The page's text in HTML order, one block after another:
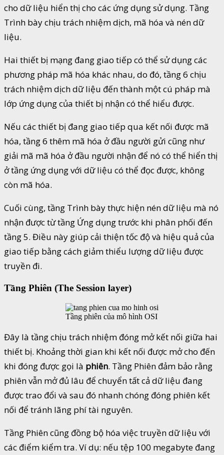
cho dữ liệu hiển thị cho các ứng dụng sử dụng. Tầng
Trình bày chịu trách nhiệm dịch, mã hóa và nén dữ
liệu.
Hai thiết bị mạng đang giao tiếp có thể sử dụng các
phương pháp mã hóa khác nhau, do đó, tầng 6 chịu
trách nhiệm dịch dữ liệu đến thành một cú pháp mà
lớp ứng dụng của thiết bị nhận có thể hiểu được.
Nếu các thiết bị đang giao tiếp qua kết nối được mã
hóa, tầng 6 thêm mã hóa ở đầu người gửi cũng như
giải mã mã hóa ở đầu người nhận để nó có thể hiển thị
ở tầng ứng dụng với dữ liệu có thể đọc được, không
còn mã hóa.
Cuối cùng, tầng Trình bày thực hiện nén dữ liệu mà nó
nhận được từ tầng Ứng dụng trước khi phân phối đến
tầng 5. Điều này giúp cải thiện tốc độ và hiệu quả của
giao tiếp bằng cách giảm thiểu lượng dữ liệu được
truyền đi.
Tầng Phiên (The Session layer)
Tầng phiên của mô hình OSI
Đây là tầng chịu trách nhiệm đóng mở kết nối giữa hai
thiết bị. Khoảng thời gian khi kết nối được mở cho đến
khi đóng được gọi là phiên. Tầng Phiên đảm bảo rằng
phiên vẫn mở đủ lâu để chuyển tất cả dữ liệu đang
được trao đổi và sau đó nhanh chóng đóng phiên kết
nối để tránh lãng phí tài nguyên.
Tầng Phiên cũng đồng bộ hóa việc truyền dữ liệu với
các điểm kiểm tra. Ví dụ: nếu tệp 100 megabyte đang